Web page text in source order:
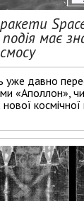
має
уже давно
«Аполлон»,
космічної